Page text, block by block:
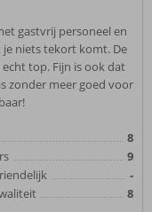
gastvrij personeel en
niets tekort komt. De
top. Fijn is ook dat
zonder meer goed voor
8
9
-
8